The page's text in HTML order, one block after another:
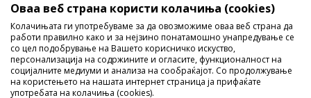
Не е дозволено превземање или користење на содржината од
интернет страните на Sport Vision, делумно или целосно a се
однесува на логоа, трговски марки, комерцијални содржини, ниту
истите да се отстапуваат на трети лица, јавно да се објавуваат или да
Оваа веб страна користи колачиња (cookies)
Колачињата ги употребуваме за да овозможиме оваа веб страна да
работи правилно како и за нејзино понатамошно унапредување се
со цел подобрување на Вашето корисничко искуство,
персонализација на содржините и огласите, функционалност на
социјалните медиуми и анализа на сообраќајот. Со продолжување
на користењето на нашата интернет страница ја прифаќате
употребата на колачиња (cookies).